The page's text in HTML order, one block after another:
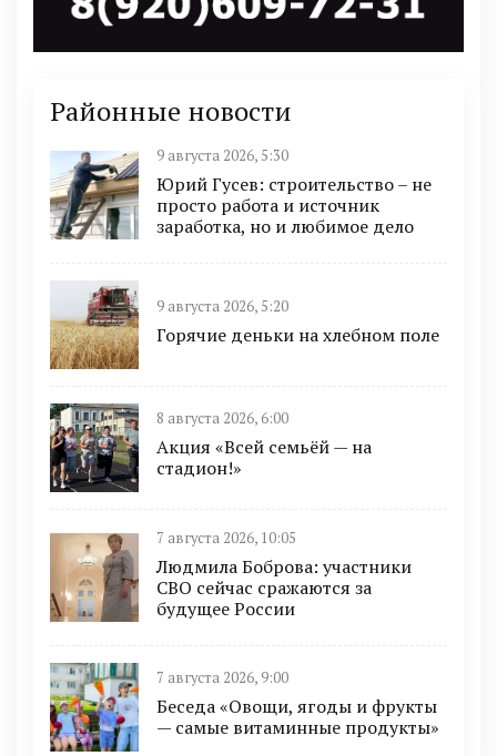
Районные новости
9 августа 2026, 5:30
Юрий Гусев: строительство – не
просто работа и источник
заработка, но и любимое дело
9 августа 2026, 5:20
Горячие деньки на хлебном поле
8 августа 2026, 6:00
Акция «Всей семьёй — на
стадион!»
7 августа 2026, 10:05
Людмила Боброва: участники
СВО сейчас сражаются за
будущее России
7 августа 2026, 9:00
Беседа «Овощи, ягоды и фрукты
— самые витаминные продукты»